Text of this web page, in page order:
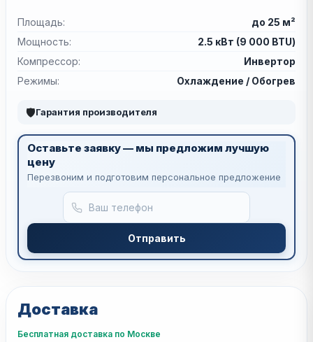
Площадь:
до 25 м²
Мощность:
2.5 кВт (9 000 BTU)
Компрессор:
Инвертор
Режимы:
Охлаждение / Обогрев
🛡Гарантия производителя
Оставьте заявку — мы предложим лучшую
цену
Перезвоним и подготовим персональное предложение
Отправить
Доставка
Бесплатная доставка по Москве